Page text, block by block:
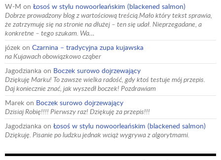
W-M on Łosoś w stylu nowoorleańskim (blackened salmon)
Dobrze prowadzony blog z wartościową treścią.Mało który tekst sprawia,
że zatrzymuję się na stronie na dłużej – ten się udał. Nieprzegadane, a
konkretne – tego szukam. Wa…
józek on Czarnina – tradycyjna zupa kujawska
na Kujawach obowiązkowo cząber
Jagodzianka on Boczek surowo dojrzewający
Dziękuję Marku! To zawsze wielka radość, gdy ktoś testuje mój przepis.
Daj koniecznie znać, jak wyszedł boczek! Pozdrawiam
Marek on Boczek surowo dojrzewający
Dzisiaj Robię!!!! Pierwszy raz! Dziękuję za przepis!!!
Jagodzianka on Łosoś w stylu nowoorleańskim (blackened salmon)
Dziękuję. Pisanie po ludzku jednak wciąż wygrywa z algorytmami.